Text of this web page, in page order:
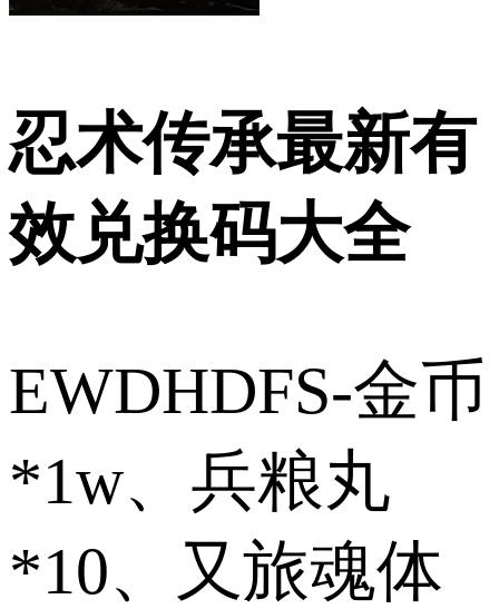
忍术传承最新有
效兑换码大全
EWDHDFS-金币
*1w、兵粮丸
*10、又旅魂体